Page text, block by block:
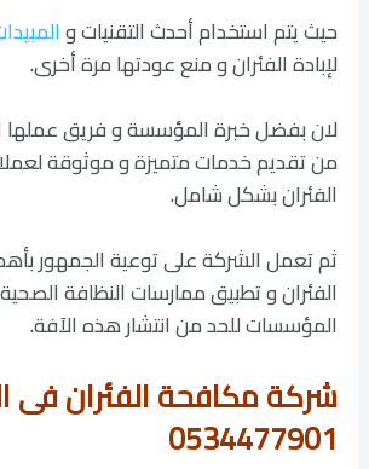
حيث يتم استخدام أحدث التقنيات و
لإبادة الفئران و منع عودتها مرة أخرى.
لان بفضل خبرة المؤسسة و فريق عملها
من تقديم خدمات متميزة و موثوقة
الفئران بشكل شامل.
ثم تعمل الشركة على توعية الجمهور
الفئران و تطبيق ممارسات النظافة
المؤسسات للحد من انتشار هذه الآفة.
شركة مكافحة الفئران فى
0534477901